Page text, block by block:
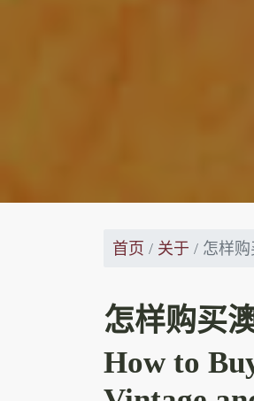
首页 关于 怎样
怎样购买
How to